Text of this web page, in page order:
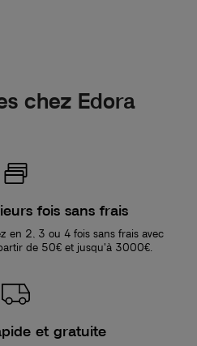
chez Edora
fois sans frais
en 2, 3 ou 4 fois sans frais avec
de 50€ et jusqu'à 3000€.
et gratuite